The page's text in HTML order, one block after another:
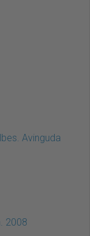
Avinguda
2008